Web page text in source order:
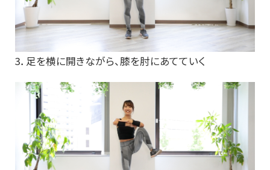
3．足を横に開きながら、膝を肘にあてていく